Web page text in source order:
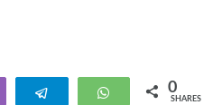
Telegram WhatsApp
0
SHARES